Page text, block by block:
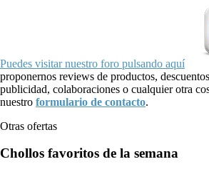
Puedes visitar nuestro foro pulsando aquí
proponernos reviews de productos,
publicidad, colaboraciones o cualquier otra
nuestro formulario de contacto.
Otras ofertas
Chollos favoritos de la semana